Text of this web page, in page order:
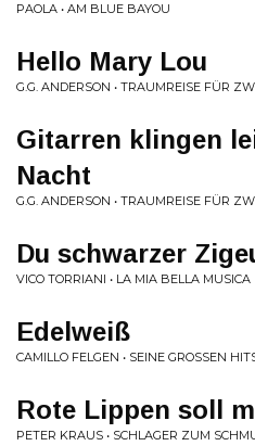
PAOLA • AM BLUE BAYOU
Hello Mary Lou
G.G. ANDERSON • TRAUMREISE FÜR
Gitarren klingen
Nacht
G.G. ANDERSON • TRAUMREISE FÜR
Du schwarzer
VICO TORRIANI • LA MIA BELLA MUSICA
Edelweiß
CAMILLO FELGEN • SEINE GROSSEN HITS
Rote Lippen soll
PETER KRAUS • SCHLAGER ZUM